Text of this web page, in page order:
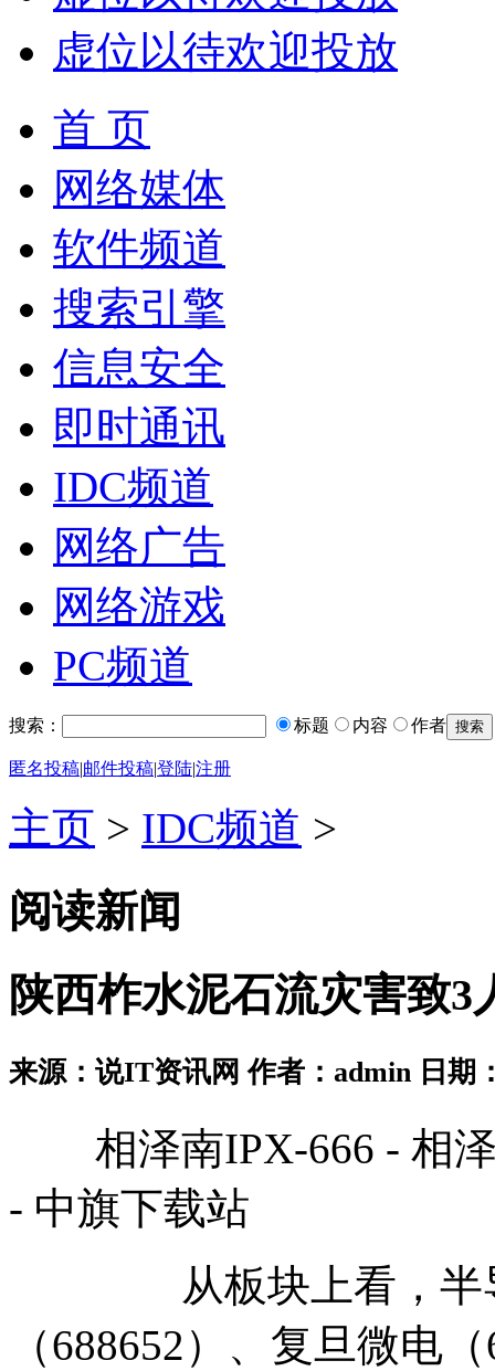
虚位以待欢迎投放
首 页
网络媒体
软件频道
搜索引擎
信息安全
即时通讯
IDC频道
网络广告
网络游戏
PC频道
搜索： 标题 内容 作者
匿名投稿|邮件投稿|登陆|注册
主页 > IDC频道 >
阅读新闻
陕西柞水泥石流灾害致
来源：说IT资讯网 作者：admin 日期
相泽南IPX-666 - 相泽
- 中旗下载站
从板块上看，半导
（688652）、复旦微电